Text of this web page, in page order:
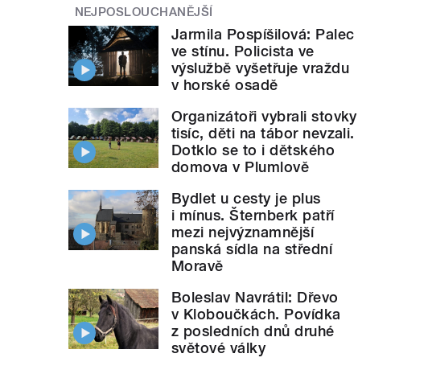
NEJPOSLOUCHANĚJŠÍ
Jarmila Pospíšilová: Palec
ve stínu. Policista ve
výslužbě vyšetřuje vraždu
v horské osadě
Organizátoři vybrali stovky
tisíc, děti na tábor nevzali.
Dotklo se to i dětského
domova v Plumlově
Bydlet u cesty je plus
i mínus. Šternberk patří
mezi nejvýznamnější
panská sídla na střední
Moravě
Boleslav Navrátil: Dřevo
v Kloboučkách. Povídka
z posledních dnů druhé
světové války